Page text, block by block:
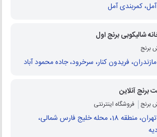
آمل، کمربندی آمل
شالیکوبی برنج اول
برنج
مازندران، فریدون کنار، سرخرود، جاده محمود آباد
برنج آنلاین
برنج فروشگاه اینترنتی
تهران، منطقه 18، محله خلیج فارس شمالی،